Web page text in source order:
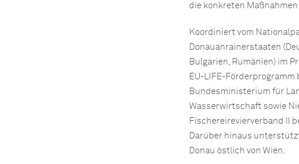
die konkreten Maßnahmen
Koordiniert vom
Donauanrainerstaaten
Bulgarien, Rumänien) im
EU-LIFE-Förderprogramm
Bundesministerium für
Wasserwirtschaft sowie
Fischereirevierverband II
Darüber hinaus
Donau östlich von Wien.